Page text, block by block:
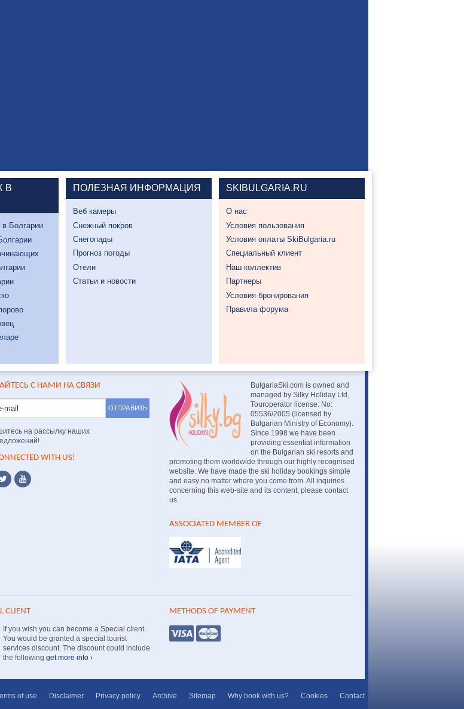
В
в Болгарии
ПОЛЕЗНАЯ ИНФОРМАЦИЯ
Веб камеры
Снежный покров
Снегопады
Прогноз погоды
Отели
Статьи и новости
SKIBULGARIA.RU
О нас
Условия пользования
Условия оплаты SkiBulgaria.ru
Специальный клиент
Наш коллектив
Партнеры
Условия бронирования
Правила форума
С НАМИ НА СВЯЗИ
на рассылку наших
WITH US!
BulgariaSki.com is owned and
managed by Silky Holiday Ltd,
Touroperator license: No:
05536/2005 (licensed by
Bulgarian Ministry of Economy).
Since 1998 we have been
providing essential information
on the Bulgarian ski resorts and
promoting them worldwide through our highly recognised
website. We have made the ski holiday bookings simple
and easy no matter where you come from. All inquiries
concerning this web-site and its content, please contact
us.
ASSOCIATED MEMBER OF
CLIENT
If you wish you can become a Special client.
You would be granted a special tourist
services discount. The discount could include
the following get more info ›
METHODS OF PAYMENT
of use Disclaimer Privacy policy Archive Sitemap Why book with us? Cookies Contact